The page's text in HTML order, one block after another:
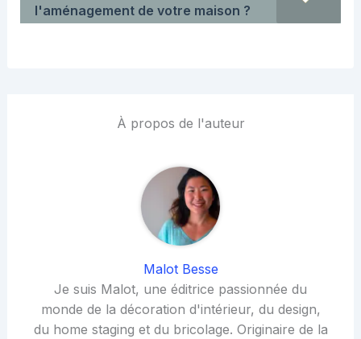
l'aménagement de votre maison ?
À propos de l'auteur
Malot Besse
Je suis Malot, une éditrice passionnée du
monde de la décoration d'intérieur, du design,
du home staging et du bricolage. Originaire de la